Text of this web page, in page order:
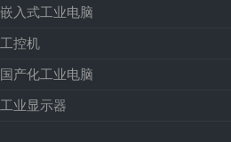
嵌入式工业电脑
工控机
国产化工业电脑
工业显示器